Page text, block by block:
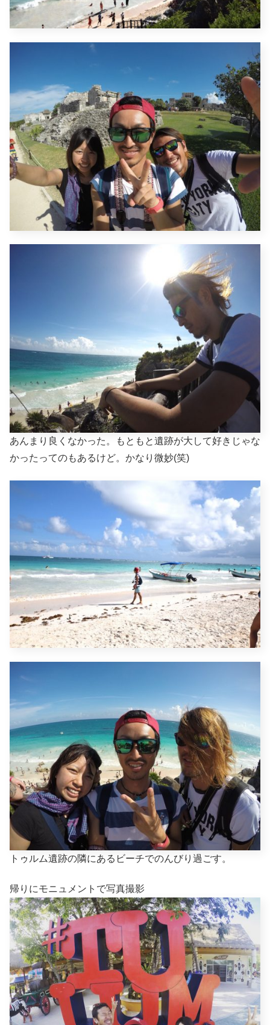
あんまり良くなかった。もともと遺跡が大して好きじゃな
かったってのもあるけど。かなり微妙(笑)
トゥルム遺跡の隣にあるビーチでのんびり過ごす。
帰りにモニュメントで写真撮影